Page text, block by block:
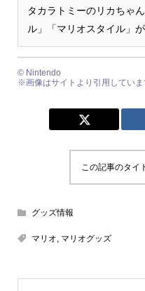
タカラトミーのリカちゃ
ル」「マリオスタイル」
©︎ Nintendo
※画像はサイトより引用していま
この記事のタイ
グッズ情報
マリオ, マリオグッズ